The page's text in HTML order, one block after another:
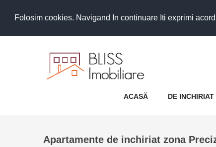
Folosim cookies. Navigand In continuare Iti exprimi
ACASĂ DE INCHIRIAT
Apartamente de inchiriat zona